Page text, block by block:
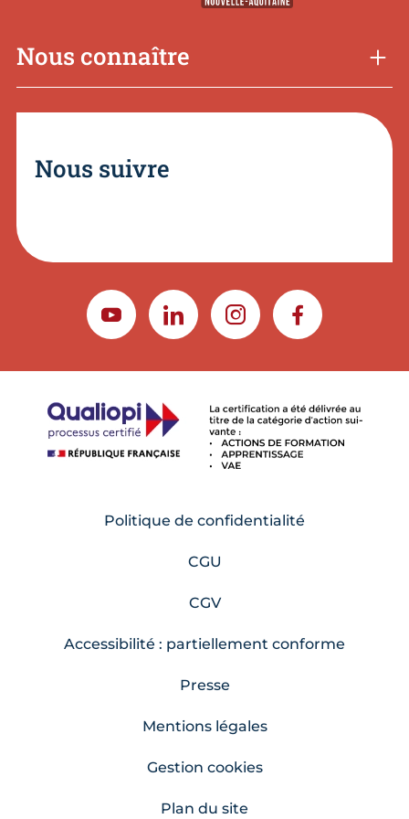
Nous connaître
Nous suivre
YOUTUBELINKEDININSTAGRAMFACEBOOK
Politique de confidentialité
CGU
CGV
Accessibilité : partiellement conforme
Presse
Mentions légales
Gestion cookies
Plan du site